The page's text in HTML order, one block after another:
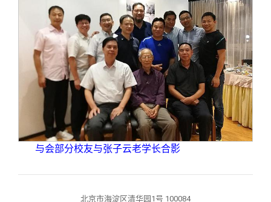
与会部分校友与张子云老学长合影
北京市海淀区清华园1号 100084